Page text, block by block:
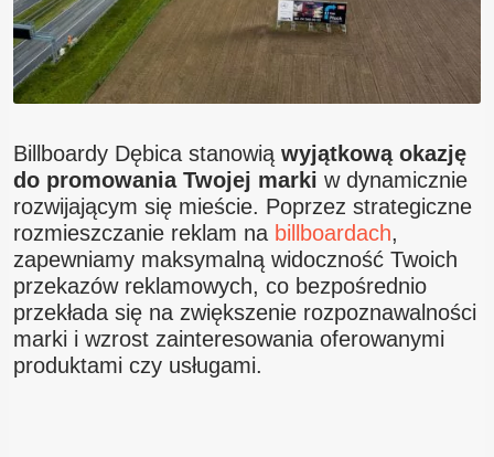
Billboardy Dębica stanowią wyjątkową okazję
do promowania Twojej marki w dynamicznie
rozwijającym się mieście. Poprzez strategiczne
rozmieszczanie reklam na billboardach,
zapewniamy maksymalną widoczność Twoich
przekazów reklamowych, co bezpośrednio
przekłada się na zwiększenie rozpoznawalności
marki i wzrost zainteresowania oferowanymi
produktami czy usługami.